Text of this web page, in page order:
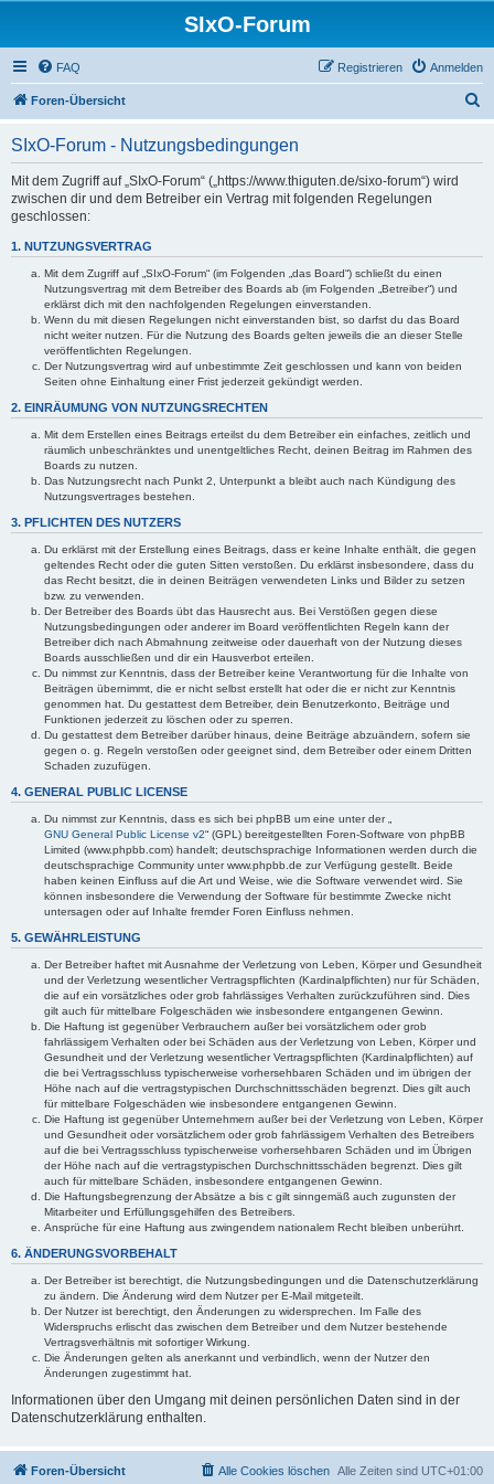
SIxO-Forum
FAQ Anmelden
Registrieren
Foren-Übersicht
SIxO-Forum - Nutzungsbedingungen
Mit dem Zugriff auf „SIxO-Forum“ („https://www.thiguten.de/sixo-forum“) wird
zwischen dir und dem Betreiber ein Vertrag mit folgenden Regelungen
geschlossen:
1. NUTZUNGSVERTRAG
Mit dem Zugriff auf „SIxO-Forum“ (im Folgenden „das Board“) schließt du einen
Nutzungsvertrag mit dem Betreiber des Boards ab (im Folgenden „Betreiber“) und
erklärst dich mit den nachfolgenden Regelungen einverstanden.
Wenn du mit diesen Regelungen nicht einverstanden bist, so darfst du das Board
nicht weiter nutzen. Für die Nutzung des Boards gelten jeweils die an dieser Stelle
veröffentlichten Regelungen.
Der Nutzungsvertrag wird auf unbestimmte Zeit geschlossen und kann von beiden
Seiten ohne Einhaltung einer Frist jederzeit gekündigt werden.
2. EINRÄUMUNG VON NUTZUNGSRECHTEN
Mit dem Erstellen eines Beitrags erteilst du dem Betreiber ein einfaches, zeitlich und
räumlich unbeschränktes und unentgeltliches Recht, deinen Beitrag im Rahmen des
Boards zu nutzen.
Das Nutzungsrecht nach Punkt 2, Unterpunkt a bleibt auch nach Kündigung des
Nutzungsvertrages bestehen.
3. PFLICHTEN DES NUTZERS
Du erklärst mit der Erstellung eines Beitrags, dass er keine Inhalte enthält, die gegen
geltendes Recht oder die guten Sitten verstoßen. Du erklärst insbesondere, dass du
das Recht besitzt, die in deinen Beiträgen verwendeten Links und Bilder zu setzen
bzw. zu verwenden.
Der Betreiber des Boards übt das Hausrecht aus. Bei Verstößen gegen diese
Nutzungsbedingungen oder anderer im Board veröffentlichten Regeln kann der
Betreiber dich nach Abmahnung zeitweise oder dauerhaft von der Nutzung dieses
Boards ausschließen und dir ein Hausverbot erteilen.
Du nimmst zur Kenntnis, dass der Betreiber keine Verantwortung für die Inhalte von
Beiträgen übernimmt, die er nicht selbst erstellt hat oder die er nicht zur Kenntnis
genommen hat. Du gestattest dem Betreiber, dein Benutzerkonto, Beiträge und
Funktionen jederzeit zu löschen oder zu sperren.
Du gestattest dem Betreiber darüber hinaus, deine Beiträge abzuändern, sofern sie
gegen o. g. Regeln verstoßen oder geeignet sind, dem Betreiber oder einem Dritten
Schaden zuzufügen.
4. GENERAL PUBLIC LICENSE
Du nimmst zur Kenntnis, dass es sich bei phpBB um eine unter der „
GNU General Public License v2“ (GPL) bereitgestellten Foren-Software von phpBB
Limited (www.phpbb.com) handelt; deutschsprachige Informationen werden durch die
deutschsprachige Community unter www.phpbb.de zur Verfügung gestellt. Beide
haben keinen Einfluss auf die Art und Weise, wie die Software verwendet wird. Sie
können insbesondere die Verwendung der Software für bestimmte Zwecke nicht
untersagen oder auf Inhalte fremder Foren Einfluss nehmen.
5. GEWÄHRLEISTUNG
Der Betreiber haftet mit Ausnahme der Verletzung von Leben, Körper und Gesundheit
und der Verletzung wesentlicher Vertragspflichten (Kardinalpflichten) nur für Schäden,
die auf ein vorsätzliches oder grob fahrlässiges Verhalten zurückzuführen sind. Dies
gilt auch für mittelbare Folgeschäden wie insbesondere entgangenen Gewinn.
Die Haftung ist gegenüber Verbrauchern außer bei vorsätzlichem oder grob
fahrlässigem Verhalten oder bei Schäden aus der Verletzung von Leben, Körper und
Gesundheit und der Verletzung wesentlicher Vertragspflichten (Kardinalpflichten) auf
die bei Vertragsschluss typischerweise vorhersehbaren Schäden und im übrigen der
Höhe nach auf die vertragstypischen Durchschnittsschäden begrenzt. Dies gilt auch
für mittelbare Folgeschäden wie insbesondere entgangenen Gewinn.
Die Haftung ist gegenüber Unternehmern außer bei der Verletzung von Leben, Körper
und Gesundheit oder vorsätzlichem oder grob fahrlässigem Verhalten des Betreibers
auf die bei Vertragsschluss typischerweise vorhersehbaren Schäden und im Übrigen
der Höhe nach auf die vertragstypischen Durchschnittsschäden begrenzt. Dies gilt
auch für mittelbare Schäden, insbesondere entgangenen Gewinn.
Die Haftungsbegrenzung der Absätze a bis c gilt sinngemäß auch zugunsten der
Mitarbeiter und Erfüllungsgehilfen des Betreibers.
Ansprüche für eine Haftung aus zwingendem nationalem Recht bleiben unberührt.
6. ÄNDERUNGSVORBEHALT
Der Betreiber ist berechtigt, die Nutzungsbedingungen und die Datenschutzerklärung
zu ändern. Die Änderung wird dem Nutzer per E-Mail mitgeteilt.
Der Nutzer ist berechtigt, den Änderungen zu widersprechen. Im Falle des
Widerspruchs erlischt das zwischen dem Betreiber und dem Nutzer bestehende
Vertragsverhältnis mit sofortiger Wirkung.
Die Änderungen gelten als anerkannt und verbindlich, wenn der Nutzer den
Änderungen zugestimmt hat.
Informationen über den Umgang mit deinen persönlichen Daten sind in der
Datenschutzerklärung enthalten.
Foren-Übersicht Alle Zeiten sind UTC+01:00
Alle Cookies löschen